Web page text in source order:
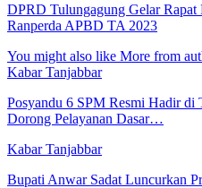
DPRD Tulungagung Gelar Rapat
Ranperda APBD TA 2023
You might also like More from
Kabar Tanjabbar
Posyandu 6 SPM Resmi Hadir
Dorong Pelayanan Dasar…
Kabar Tanjabbar
Bupati Anwar Sadat Luncurkan